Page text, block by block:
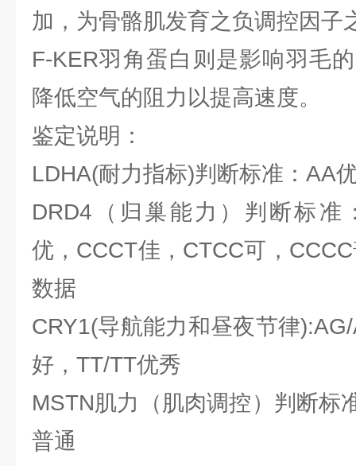
加，为骨骼肌发育之负调控因子
F-KER羽角蛋白则是影响羽毛
降低空气的阻力以提高速度。
鉴定说明：
LDHA(耐力指标)判断标准：AA
DRD4（归巢能力）判断标准
优，CCCT佳，CTCC可，
数据
CRY1(导航能力和昼夜节律
好，TT/TT优秀
MSTN肌力（肌肉调控）判断标
普通